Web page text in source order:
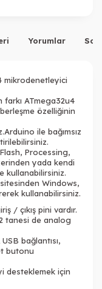
Yorumlar
mikrodenetleyici
ATmega32u4
özelliğinin
ile bağımsız
Processing,
yada kendi
kullanabilirsiniz.
sitesinden Windows,
kullanabilirsiniz.
/ çıkış pini vardır.
tanesi de analog
bağlantısı,
butonu
desteklemek için